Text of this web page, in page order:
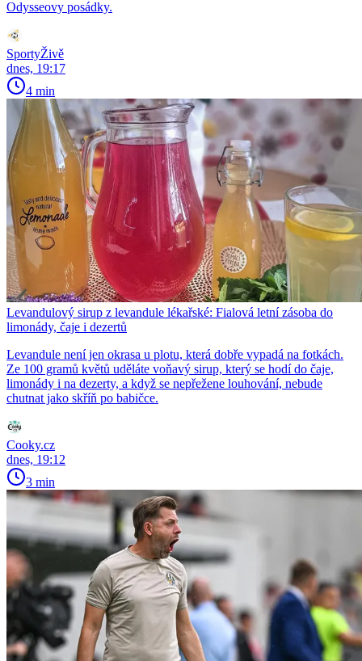
Odysseovy posádky.
SportyŽivě
dnes, 19:17
4 min
Levandulový sirup z levandule lékařské: Fialová letní zásoba do
limonády, čaje i dezertů
Levandule není jen okrasa u plotu, která dobře vypadá na fotkách.
Ze 100 gramů květů uděláte voňavý sirup, který se hodí do čaje,
limonády i na dezerty, a když se nepřežene louhování, nebude
chutnat jako skříň po babičce.
Cooky.cz
dnes, 19:12
3 min